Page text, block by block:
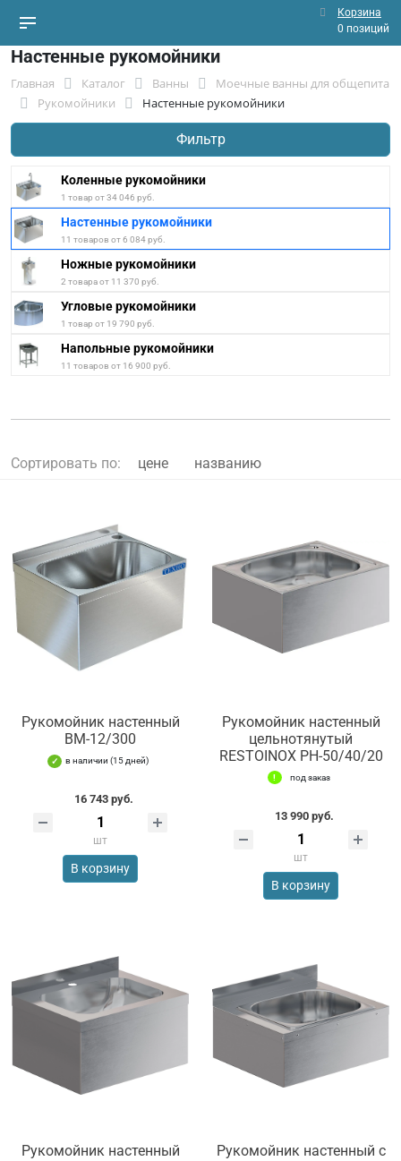
Корзина
0 позиций
Настенные рукомойники
Главная Каталог Ванны
Моечные ванны для общепита
Рукомойники
Настенные рукомойники
Фильтр
Коленные рукомойники
1 товар от 34 046 руб.
Настенные рукомойники
11 товаров от 6 084 руб.
Ножные рукомойники
2 товара от 11 370 руб.
Угловые рукомойники
1 товар от 19 790 руб.
Напольные рукомойники
11 товаров от 16 900 руб.
Сортировать по: цене названию
Рукомойник настенный
ВМ-12/300
в наличии (15 дней)
16 743 руб.
шт
В корзину
Рукомойник настенный
цельнотянутый
RESTOINOX РН-50/40/20
под заказ
13 990 руб.
шт
В корзину
Рукомойник настенный
Рукомойник настенный с